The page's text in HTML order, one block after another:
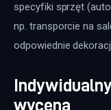
specyfiki sprzęt
np. transporcie na
odpowiednie
wycena